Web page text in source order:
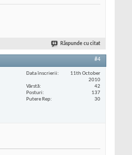
Răspunde cu citat
#4
Data înscrierii
11th October
2010
Vârstă
42
Posturi
137
Putere Rep
30